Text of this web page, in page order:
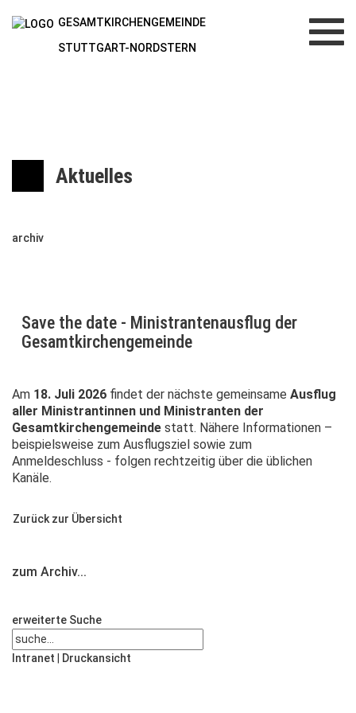
GESAMTKIRCHENGEMEINDE
STUTTGART-NORDSTERN
Aktuelles
archiv
Save the date - Ministrantenausflug der
Gesamtkirchengemeinde
Am 18. Juli 2026 findet der nächste gemeinsame Ausflug
aller Ministrantinnen und Ministranten der
Gesamtkirchengemeinde statt. Nähere Informationen –
beispielsweise zum Ausflugsziel sowie zum
Anmeldeschluss - folgen rechtzeitig über die üblichen
Kanäle.
Zurück zur Übersicht
zum Archiv...
erweiterte Suche
Intranet Druckansicht